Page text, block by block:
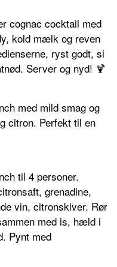
cognac cocktail med
kold mælk og reven
ryst godt, si
Server og nyd! 🍹
med mild smag og
citron. Perfekt til en
til 4 personer.
grenadine,
vin, citronskiver. Rør
med is, hæld i
Pynt med